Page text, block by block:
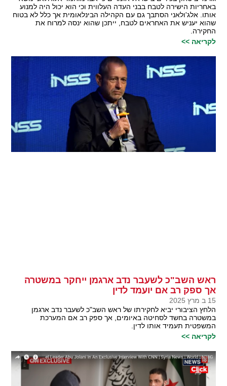
באחריות הישירה לטבח בבני העדה העלווית וכי הוא יכול היה למנוע
אותו. אלג'ולאני הסתבך גם עם הקהילה הבינלאומית אך כלל לא בטוח
שהוא יעניש את האחראים לטבח, ייתכן שהוא ינסה למרוח את
החקירה.
לקריאה >>
ראש השב"כ לשעבר נדב ארגמן ייחקר במשטרה
אך ספק רב אם יועמד לדין
15 ב מרץ 2025
הלחץ הציבורי יביא לחקירתו של ראש השב"כ לשעבר נדב ארגמן
במשטרה בחשד לסחיטה באיומים, אך ספק רב אם המערכת
המשפטית תעמיד אותו לדין.
לקריאה >>